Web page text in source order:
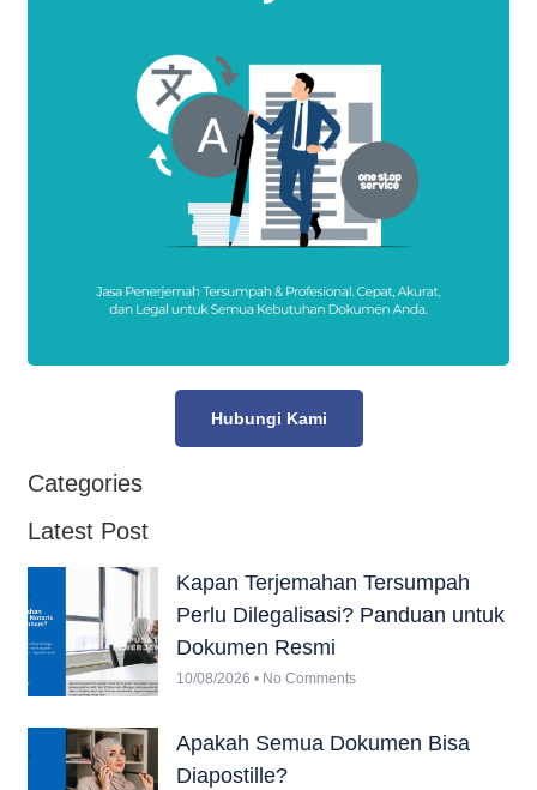
Hubungi Kami
Categories
Latest Post
Kapan Terjemahan Tersumpah
Perlu Dilegalisasi? Panduan untuk
Dokumen Resmi
10/08/2026 No Comments
Apakah Semua Dokumen Bisa
Diapostille?